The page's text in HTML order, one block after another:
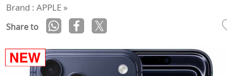
Brand : APPLE »
Share to